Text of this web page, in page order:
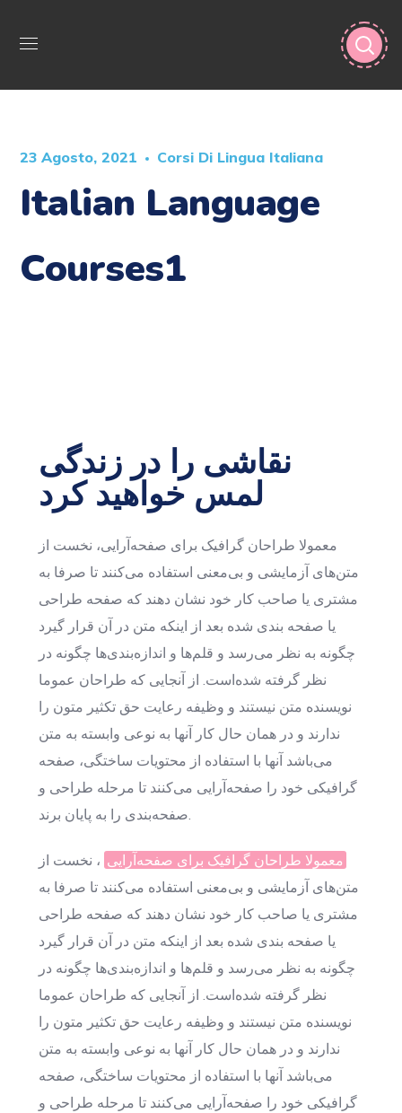
23 Agosto, 2021 Corsi Di Lingua Italiana
Italian Language
Courses1
نقاشی را در زندگی
لمس خواهید کرد
معمولا طراحان گرافیک برای صفحه‌آرایی، نخست از
متن‌های آزمایشی و بی‌معنی استفاده می‌کنند تا صرفا به
مشتری یا صاحب کار خود نشان دهند که صفحه طراحی
یا صفحه بندی شده بعد از اینکه متن در آن قرار گیرد
چگونه به نظر می‌رسد و قلم‌ها و اندازه‌بندی‌ها چگونه در
نظر گرفته شده‌است. از آنجایی که طراحان عموما
نویسنده متن نیستند و وظیفه رعایت حق تکثیر متون را
ندارند و در همان حال کار آنها به نوعی وابسته به متن
می‌باشد آنها با استفاده از محتویات ساختگی، صفحه
گرافیکی خود را صفحه‌آرایی می‌کنند تا مرحله طراحی و
معمولا طراحان گرافیک برای صفحه‌آرایی ، نخست از
متن‌های آزمایشی و بی‌معنی استفاده می‌کنند تا صرفا به
مشتری یا صاحب کار خود نشان دهند که صفحه طراحی
یا صفحه بندی شده بعد از اینکه متن در آن قرار گیرد
چگونه به نظر می‌رسد و قلم‌ها و اندازه‌بندی‌ها چگونه در
نظر گرفته شده‌است. از آنجایی که طراحان عموما
نویسنده متن نیستند و وظیفه رعایت حق تکثیر متون را
ندارند و در همان حال کار آنها به نوعی وابسته به متن
می‌باشد آنها با استفاده از محتویات ساختگی، صفحه
گرافیکی خود را صفحه‌آرایی می‌کنند تا مرحله طراحی و